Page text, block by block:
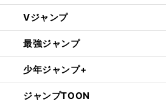
Vジャンプ
最強ジャンプ
少年ジャンプ+
ジャンプTOON